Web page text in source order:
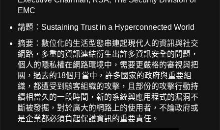
EMC
講題：Sustaining Trust in a Hyperconnected World
摘要：數位化的生活型態串連起現代人的資訊與社交
網路，多重的資訊連結衍生出許多資訊安全的問題，
個人的隱私權在網路環境中，需要更嚴格的審視與把
關，過去的18個月當中，許多國家的政府與重要組
織，都遭受到駭客組織的攻擊，且部份的攻擊行動持
續相當久的一段時間，新的系統與應用程式的漏洞不
斷被發掘，對於廣大的網路上的使用者，不論政府或
是企業都必須負起保護資訊的重要責任。